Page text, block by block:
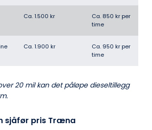
Ca. 1.500 kr
Ca. 850 kr per
time
Ca. 1.900 kr
Ca. 950 kr per
time
20 mil kan det påløpe dieseltillegg
sjåfør pris Træna